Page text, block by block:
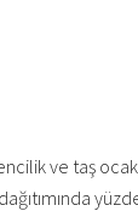
ve taş